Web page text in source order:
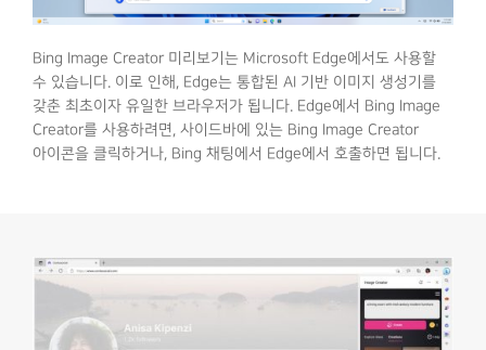
Bing Image Creator 미리보기는 Microsoft Edge에서도 사용할
수 있습니다. 이로 인해, Edge는 통합된 AI 기반 이미지 생성기를
갖춘 최초이자 유일한 브라우저가 됩니다. Edge에서 Bing Image
Creator를 사용하려면, 사이드바에 있는 Bing Image Creator
아이콘을 클릭하거나, Bing 채팅에서 Edge에서 호출하면 됩니다.